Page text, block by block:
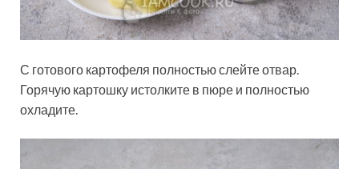
С готового картофеля полностью слейте отвар.
Горячую картошку истолките в пюре и полностью
охладите.